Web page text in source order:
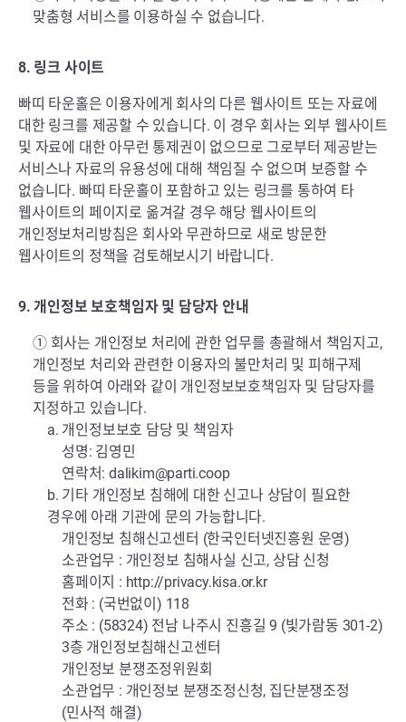
맞춤형 서비스를 이용하실 수 없습니다.
8. 링크 사이트
빠띠 타운홀은 이용자에게 회사의 다른 웹사이트 또는 자료에
대한 링크를 제공할 수 있습니다. 이 경우 회사는 외부 웹사이트
및 자료에 대한 아무런 통제권이 없으므로 그로부터 제공받는
서비스나 자료의 유용성에 대해 책임질 수 없으며 보증할 수
없습니다. 빠띠 타운홀이 포함하고 있는 링크를 통하여 타
웹사이트의 페이지로 옮겨갈 경우 해당 웹사이트의
개인정보처리방침은 회사와 무관하므로 새로 방문한
웹사이트의 정책을 검토해보시기 바랍니다.
9. 개인정보 보호책임자 및 담당자 안내
① 회사는 개인정보 처리에 관한 업무를 총괄해서 책임지고,
개인정보 처리와 관련한 이용자의 불만처리 및 피해구제
등을 위하여 아래와 같이 개인정보보호책임자 및 담당자를
지정하고 있습니다.
a. 개인정보보호 담당 및 책임자
성명: 김영민
연락처: dalikim@parti.coop
b. 기타 개인정보 침해에 대한 신고나 상담이 필요한
경우에 아래 기관에 문의 가능합니다.
개인정보 침해신고센터 (한국인터넷진흥원 운영)
소관업무 : 개인정보 침해사실 신고, 상담 신청
홈페이지 : http://privacy.kisa.or.kr
전화 : (국번없이) 118
주소 : (58324) 전남 나주시 진흥길 9 (빛가람동 301-2)
3층 개인정보침해신고센터
개인정보 분쟁조정위원회
소관업무 : 개인정보 분쟁조정신청, 집단분쟁조정
(민사적 해결)